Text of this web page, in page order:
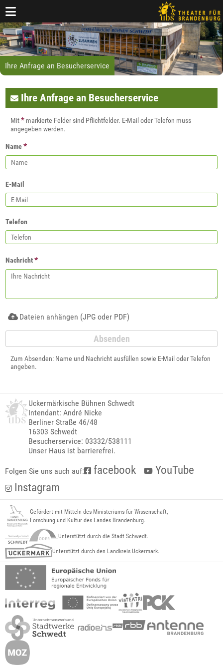
Ihre Anfrage an Besucherservice
Ihre Anfrage an Besucherservice
Mit* markierte Felder sind Pflichtfelder. E-Mail oder Telefon muss
angegeben werden.
Name*
E-Mail
Telefon
Nachricht*
Dateien anhängen (JPG oder PDF)
Zum Absenden: Name und Nachricht ausfüllen sowie E-Mail oder Telefon
angeben.
Uckermärkische Bühnen Schwedt
Intendant: André Nicke
Berliner Straße 46/48
16303 Schwedt
Besucherservice: 03332/538111
Unser Haus ist barrierefrei.
Folgen Sie uns auch auf: facebook
YouTube
Instagram
Gefördert mit Mitteln des Ministeriums für Wissenschaft,
Forschung und Kultur des Landes Brandenburg.
Unterstützt durch die Stadt Schwedt.
Unterstützt durch den Landkreis Uckermark.